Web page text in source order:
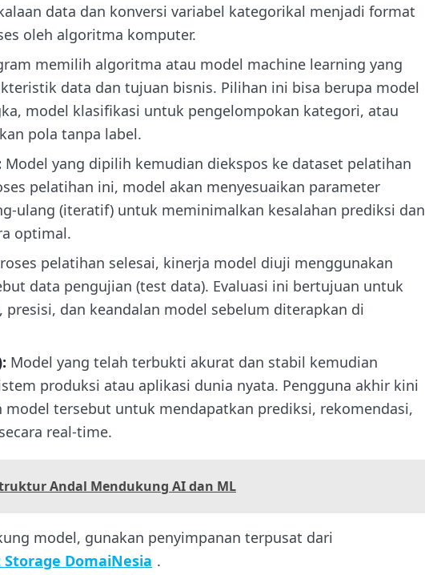
data dan konversi variabel kategorikal menjadi format
oleh algoritma komputer.
memilih algoritma atau model machine learning yang
data dan tujuan bisnis. Pilihan ini bisa berupa model
model klasifikasi untuk pengelompokan kategori, atau
pola tanpa label.
Model yang dipilih kemudian diekspos ke dataset pelatihan
pelatihan ini, model akan menyesuaikan parameter
ulang (iteratif) untuk meminimalkan kesalahan prediksi dan
optimal.
pelatihan selesai, kinerja model diuji menggunakan
data pengujian (test data). Evaluasi ini bertujuan untuk
dan keandalan model sebelum diterapkan di
Model yang telah terbukti akurat dan stabil kemudian
produksi atau aplikasi dunia nyata. Pengguna akhir kini
tersebut untuk mendapatkan prediksi, rekomendasi,
real-time.
Andal Mendukung AI dan ML
model, gunakan penyimpanan terpusat dari
DomaiNesia .